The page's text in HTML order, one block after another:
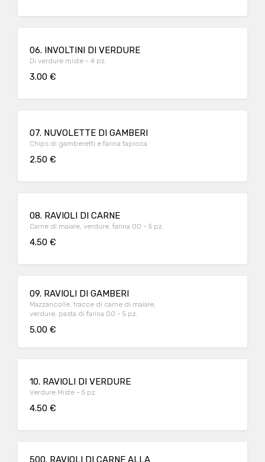
06. INVOLTINI DI VERDURE
Di verdure miste - 4 pz.
3.00 €
07. NUVOLETTE DI GAMBERI
Chips di gamberetti e farina tapioca
2.50 €
08. RAVIOLI DI CARNE
Carne di maiale, verdure, farina 00 - 5 pz.
4.50 €
09. RAVIOLI DI GAMBERI
Mazzancolle, tracce di carne di maiale,
verdure, pasta di farina 00 - 5 pz.
5.00 €
10. RAVIOLI DI VERDURE
Verdure Miste - 5 pz.
4.50 €
500. RAVIOLI DI CARNE ALLA